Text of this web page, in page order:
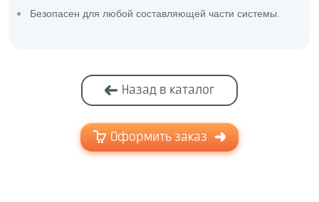
Безопасен для любой составляющей части системы.
Назад в каталог
Оформить заказ